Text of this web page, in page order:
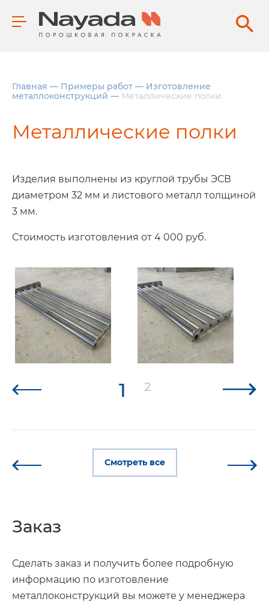
Главная — Примеры работ — Изготовление
металлоконструкций — Металлические полки
Металлические полки
Изделия выполнены из круглой трубы ЭСВ
диаметром 32 мм и листового металл толщиной
3 мм.
Стоимость изготовления от 4 000 руб.
1 2
Смотреть все
Заказ
Сделать заказ и получить более подробную
информацию по изготовление
металлоконструкций вы можете у менеджера